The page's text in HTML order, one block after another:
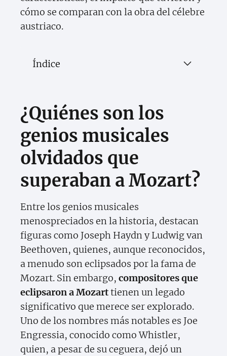
cómo se comparan con la obra del célebre
austriaco.
Índice
¿Quiénes son los
genios musicales
olvidados que
superaban a Mozart?
Entre los genios musicales
menospreciados en la historia, destacan
figuras como Joseph Haydn y Ludwig van
Beethoven, quienes, aunque reconocidos,
a menudo son eclipsados por la fama de
Mozart. Sin embargo, compositores que
eclipsaron a Mozarttienen un legado
significativo que merece ser explorado.
Uno de los nombres más notables es Joe
Engressia, conocido como Whistler,
quien, a pesar de su ceguera, dejó un